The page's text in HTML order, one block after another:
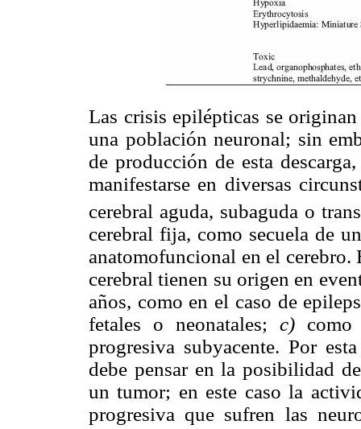
Las crisis epilépticas se
una población neuronal; sin
de producción de esta
manifestarse en diversas
cerebral aguda, subaguda o
cerebral fija, como secuela de
anatomofuncional en el cerebro.
cerebral tienen su origen en
años, como en el caso de
fetales o neonatales; c) como
progresiva subyacente. Por
debe pensar en la posibilidad
un tumor; en este caso la
progresiva que sufren las